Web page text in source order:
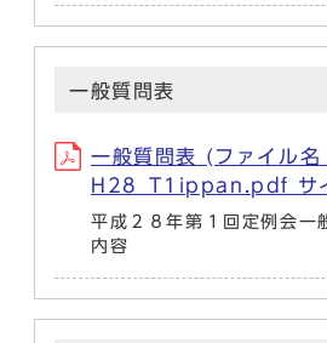
一般質問表
一般質問表 (ファイル名
H28_T1ippan.pdf サ
平成２８年第１回定例会一
内容